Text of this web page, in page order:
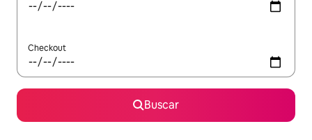
Checkout
Buscar